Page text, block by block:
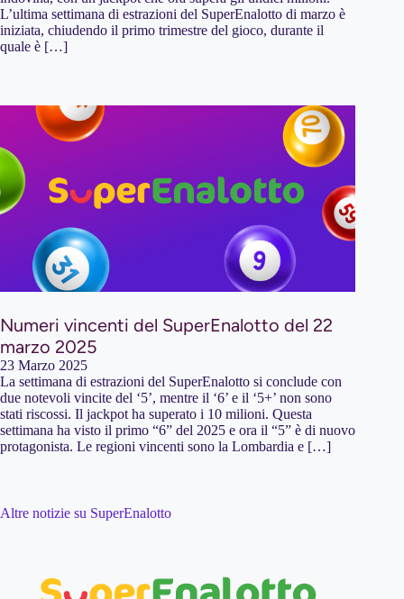
L’ultima settimana di estrazioni del SuperEnalotto di marzo è
iniziata, chiudendo il primo trimestre del gioco, durante il
quale è […]
Numeri vincenti del SuperEnalotto del 22
marzo 2025
23 Marzo 2025
La settimana di estrazioni del SuperEnalotto si conclude con
due notevoli vincite del ‘5’, mentre il ‘6’ e il ‘5+’ non sono
stati riscossi. Il jackpot ha superato i 10 milioni. Questa
settimana ha visto il primo “6” del 2025 e ora il “5” è di nuovo
protagonista. Le regioni vincenti sono la Lombardia e […]
Altre notizie su SuperEnalotto